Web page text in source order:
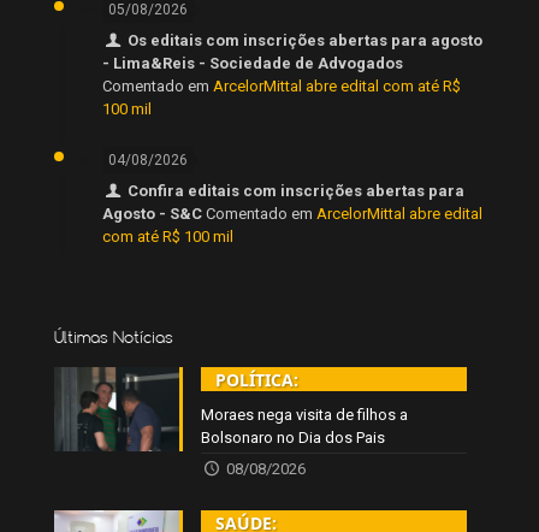
05/08/2026
Os editais com inscrições abertas para agosto
- Lima&Reis - Sociedade de Advogados
Comentado em ArcelorMittal abre edital com até R$
100 mil
04/08/2026
Confira editais com inscrições abertas para
Agosto - S&C Comentado em ArcelorMittal abre edital
com até R$ 100 mil
Últimas Notícias
POLÍTICA:
Moraes nega visita de filhos a
Bolsonaro no Dia dos Pais
08/08/2026
SAÚDE: